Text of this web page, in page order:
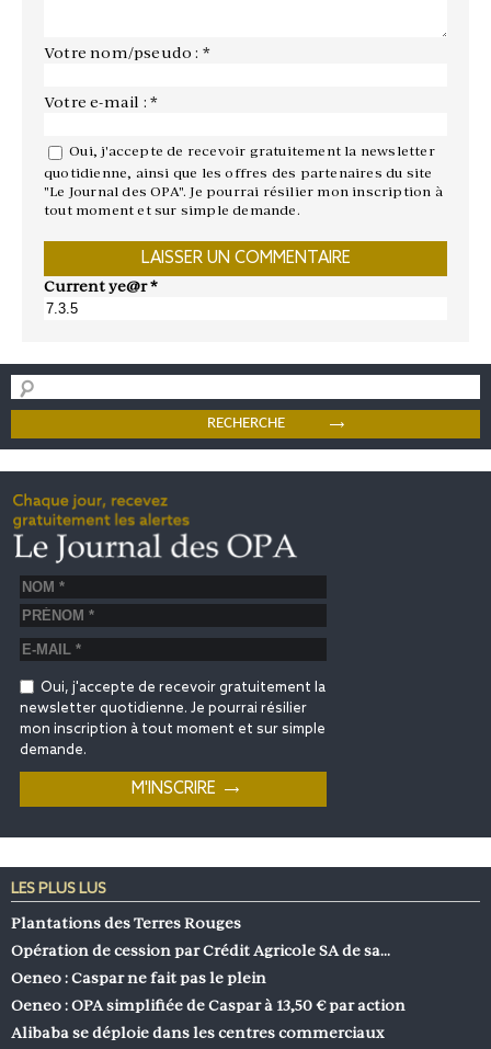
Votre nom/pseudo : *
Votre e-mail : *
Oui, j'accepte de recevoir gratuitement la newsletter
quotidienne, ainsi que les offres des partenaires du site
"Le Journal des OPA". Je pourrai résilier mon inscription à
tout moment et sur simple demande.
Current ye@r*
Oui, j'accepte de recevoir gratuitement la
newsletter quotidienne. Je pourrai résilier
mon inscription à tout moment et sur simple
demande.
LES PLUS LUS
Plantations des Terres Rouges
Opération de cession par Crédit Agricole SA de sa…
Oeneo : Caspar ne fait pas le plein
Oeneo : OPA simplifiée de Caspar à 13,50 € par action
Alibaba se déploie dans les centres commerciaux